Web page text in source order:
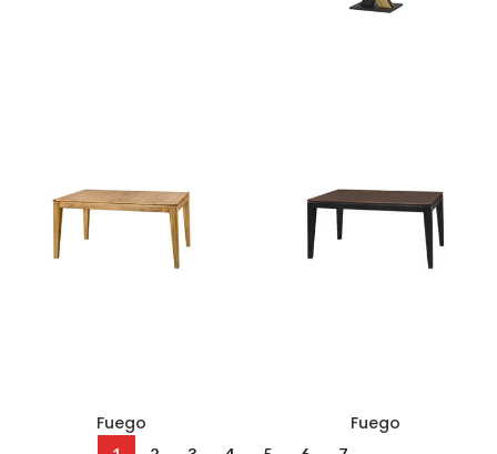
Fuego Fuego